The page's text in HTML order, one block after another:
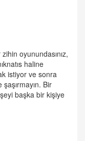
oyunundasınız,
haline
istiyor ve sonra
Bir
başka bir kişiye